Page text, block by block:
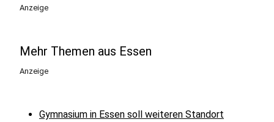
Anzeige
Mehr Themen aus Essen
Anzeige
Gymnasium in Essen soll weiteren Standort